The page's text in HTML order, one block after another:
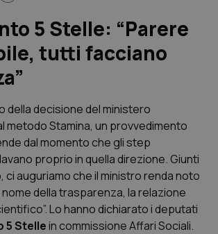
5 Stelle: “Parere
tutti facciano
della decisione del ministero
metodo Stamina, un provvedimento
dal momento che gli step
proprio in quella direzione. Giunti
ci auguriamo che il ministro renda noto
della trasparenza, la relazione
Lo hanno dichiarato i deputati
5 Stellein commissione Affari Sociali.